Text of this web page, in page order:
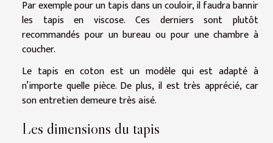
Par exemple pour un tapis dans un couloir, il faudra bannir
les tapis en viscose. Ces derniers sont plutôt
recommandés pour un bureau ou pour une chambre à
coucher.
Le tapis en coton est un modèle qui est adapté à
n’importe quelle pièce. De plus, il est très apprécié, car
son entretien demeure très aisé.
Les dimensions du tapis